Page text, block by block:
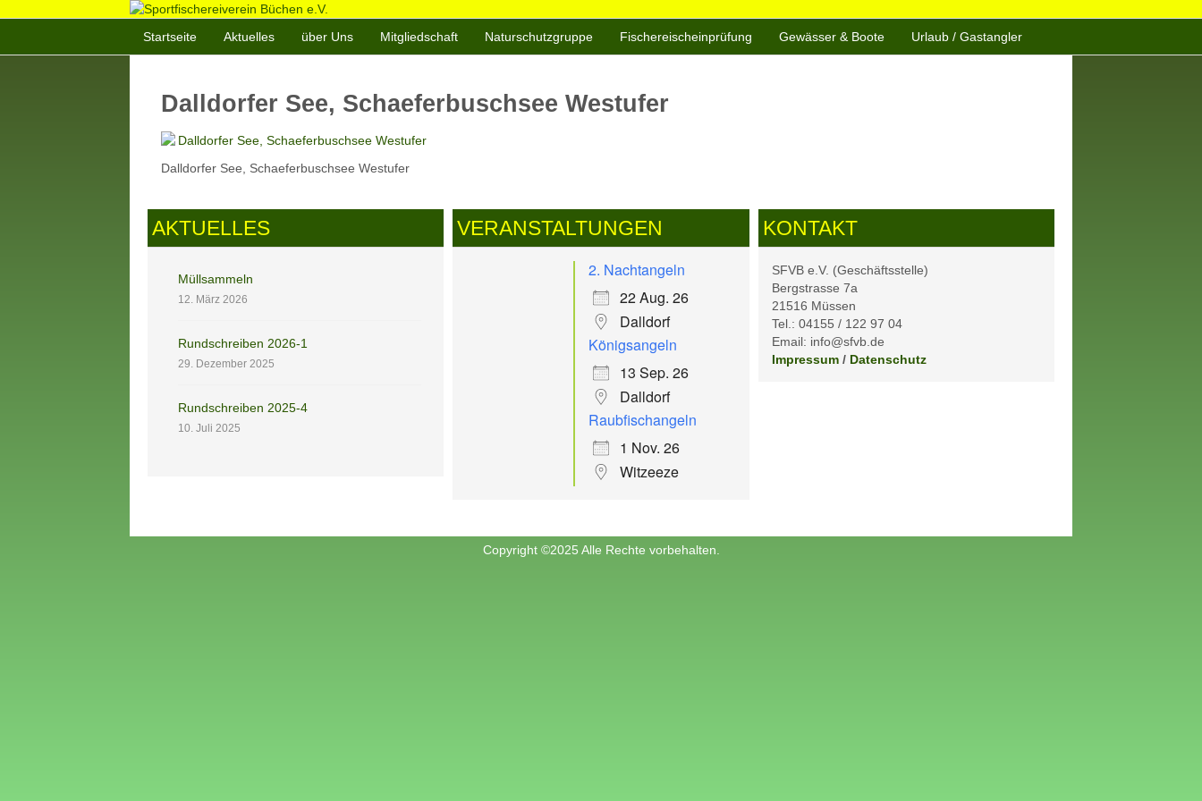
Startseite Aktuelles über Uns Mitgliedschaft Naturschutzgruppe Fischereischeinprüfung Gewässer & Boote Urlaub / Gastangler
Dalldorfer See, Schaeferbuschsee Westufer
Dalldorfer See, Schaeferbuschsee Westufer
AKTUELLES
Müllsammeln
12. März 2026
Rundschreiben 2026-1
29. Dezember 2025
Rundschreiben 2025-4
10. Juli 2025
VERANSTALTUNGEN
2. Nachtangeln
22 Aug. 26
Dalldorf
Königsangeln
13 Sep. 26
Dalldorf
Raubfischangeln
1 Nov. 26
Witzeeze
KONTAKT
SFVB e.V. (Geschäftsstelle)
Bergstrasse 7a
21516 Müssen
Tel.: 04155 / 122 97 04
Email: info@sfvb.de
Impressum/ Datenschutz
Copyright ©2025 Alle Rechte vorbehalten.